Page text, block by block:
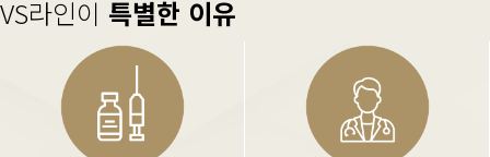
VS라인이 특별한 이유